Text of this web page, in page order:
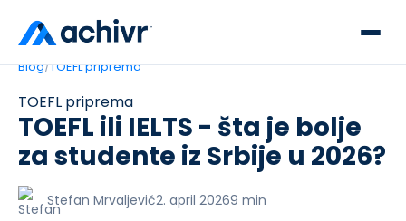
Blog/TOEFL priprema
TOEFL priprema
TOEFL ili IELTS - šta je bolje
za studente iz Srbije u 2026?
Stefan Mrvaljević2. april 20269 min